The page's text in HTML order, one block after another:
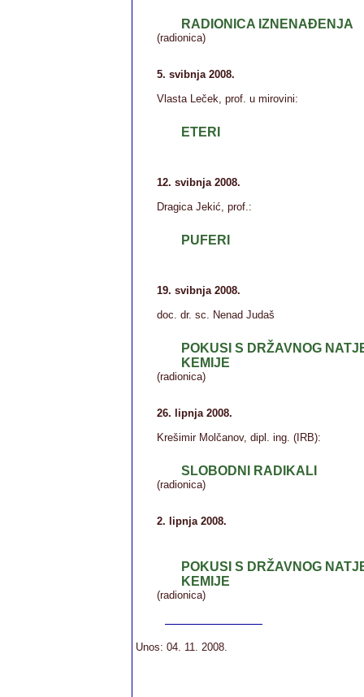
RADIONICA IZNENAĐENJA
(radionica)
5. svibnja 2008.
Vlasta Leček, prof. u mirovini:
ETERI
12. svibnja 2008.
Dragica Jekić, prof.:
PUFERI
19. svibnja 2008.
doc. dr. sc. Nenad Judaš
POKUSI S DRŽAVNOG
KEMIJE
(radionica)
26. lipnja 2008.
Krešimir Molčanov, dipl. ing. (IRB):
SLOBODNI RADIKALI
(radionica)
2. lipnja 2008.
POKUSI S DRŽAVNOG
KEMIJE
(radionica)
Unos: 04. 11. 2008.